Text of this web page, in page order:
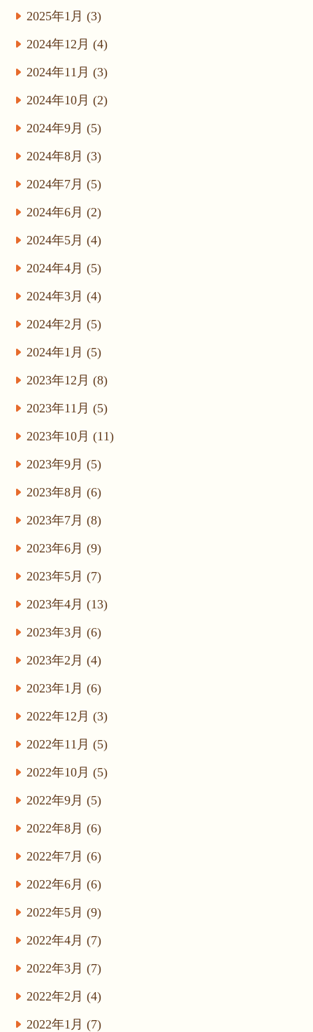
2025年1月 (3)
2024年12月 (4)
2024年11月 (3)
2024年10月 (2)
2024年9月 (5)
2024年8月 (3)
2024年7月 (5)
2024年6月 (2)
2024年5月 (4)
2024年4月 (5)
2024年3月 (4)
2024年2月 (5)
2024年1月 (5)
2023年12月 (8)
2023年11月 (5)
2023年10月 (11)
2023年9月 (5)
2023年8月 (6)
2023年7月 (8)
2023年6月 (9)
2023年5月 (7)
2023年4月 (13)
2023年3月 (6)
2023年2月 (4)
2023年1月 (6)
2022年12月 (3)
2022年11月 (5)
2022年10月 (5)
2022年9月 (5)
2022年8月 (6)
2022年7月 (6)
2022年6月 (6)
2022年5月 (9)
2022年4月 (7)
2022年3月 (7)
2022年2月 (4)
2022年1月 (7)